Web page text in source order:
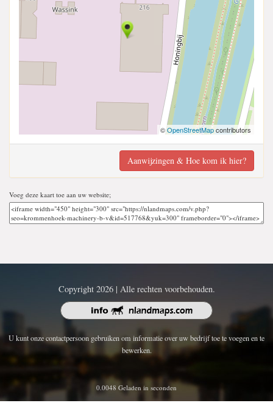
©OpenStreetMapcontributors
Aanwijzingen & Hoe kom ik hier?
Voeg deze kaart toe aan uw website;
Copyright 2026 | Alle rechten voorbehouden.
U kunt onze contactpersoon gebruiken om informatie over uw bedrijf toe te voegen en te
bewerken.
0.0048 Geladen in seconden